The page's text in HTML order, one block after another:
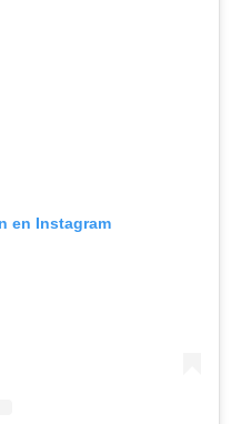
en Instagram